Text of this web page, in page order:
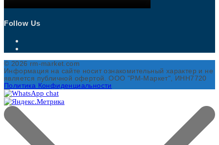
Follow Us
новой
вкладке
в
новой
вкладке
© 2026 rm-market.com
Информация на сайте носит ознакомительный характер и не
является публичной офертой. ООО "РМ-Маркет", ИНН7720
Политика Конфиденциальности